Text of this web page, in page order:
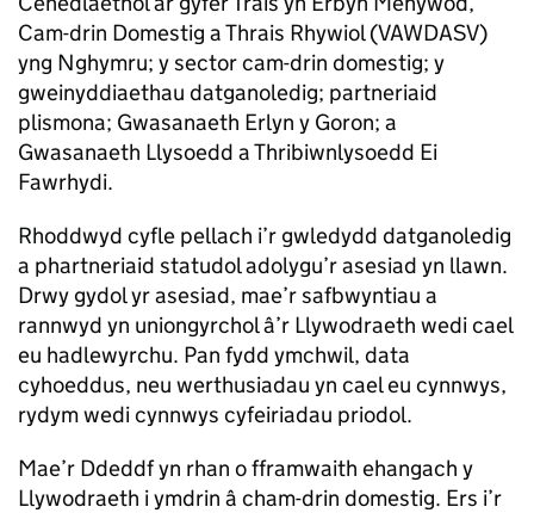
Cam-drin Domestig a Thrais Rhywiol (VAWDASV)
yng Nghymru; y sector cam-drin domestig; y
gweinyddiaethau datganoledig; partneriaid
plismona; Gwasanaeth Erlyn y Goron; a
Gwasanaeth Llysoedd a Thribiwnlysoedd Ei
Fawrhydi.
Rhoddwyd cyfle pellach i’r gwledydd datganoledig
a phartneriaid statudol adolygu’r asesiad yn llawn.
Drwy gydol yr asesiad, mae’r safbwyntiau a
rannwyd yn uniongyrchol â’r Llywodraeth wedi cael
eu hadlewyrchu. Pan fydd ymchwil, data
cyhoeddus, neu werthusiadau yn cael eu cynnwys,
rydym wedi cynnwys cyfeiriadau priodol.
Mae’r Ddeddf yn rhan o fframwaith ehangach y
Llywodraeth i ymdrin â cham-drin domestig. Ers i’r